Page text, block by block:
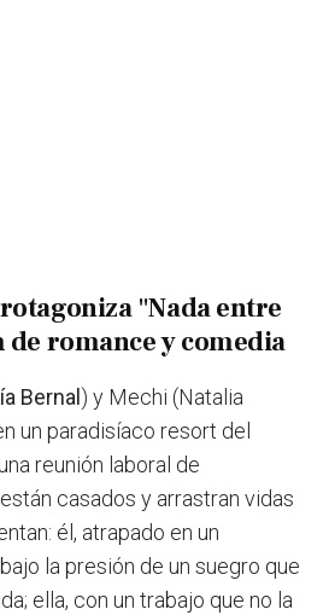
"Nada entre
romance y comedia
Bernal ) y Mechi (Natalia
un paradisíaco resort del
reunión laboral de
casados y arrastran vidas
: él, atrapado en un
la presión de un suegro que
ella, con un trabajo que no la